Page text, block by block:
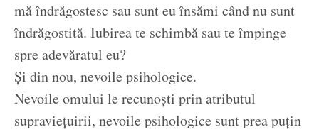
mă îndrăgostesc sau sunt eu însămi când nu sunt
îndrăgostită. Iubirea te schimbă sau te împinge
spre adevăratul eu?
Și din nou, nevoile psihologice.
Nevoile omului le recunoști prin atributul
supraviețuirii, nevoile psihologice sunt prea puțin